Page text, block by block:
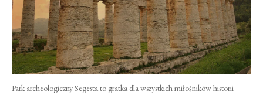
Park archeologiczny Segesta to gratka dla wszystkich miłośników historii